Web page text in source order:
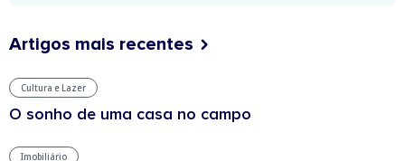
Artigos mais recentes
Cultura e Lazer
O sonho de uma casa no campo
Imobiliário